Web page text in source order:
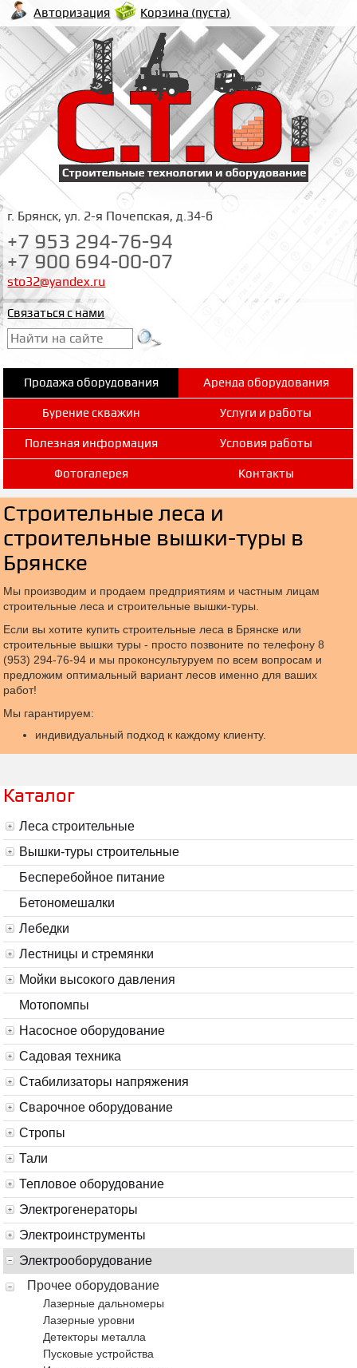
Авторизация Корзина (пуста)
г. Брянск, ул. 2-я Почепская, д.34-б
+7 953 294-76-94
+7 900 694-00-07
sto32@yandex.ru
Связаться с нами
Продажа оборудования Аренда оборудования
Бурение скважин Услуги и работы
Полезная информация Условия работы
Фотогалерея Контакты
Строительные леса и
строительные вышки-туры в
Брянске
Мы производим и продаем предприятиям и частным лицам
строительные леса и строительные вышки-туры.
Если вы хотите купить строительные леса в Брянске или
строительные вышки туры - просто позвоните по телефону 8
(953) 294-76-94 и мы проконсультуруем по всем вопросам и
предложим оптимальный вариант лесов именно для ваших
работ!
Мы гарантируем:
индивидуальный подход к каждому клиенту.
Каталог
Леса строительные
Вышки-туры строительные
Бесперебойное питание
Бетономешалки
Лебедки
Лестницы и стремянки
Мойки высокого давления
Мотопомпы
Насосное оборудование
Садовая техника
Стабилизаторы напряжения
Сварочное оборудование
Стропы
Тали
Тепловое оборудование
Электрогенераторы
Электроинструменты
Электрооборудование
Прочее оборудование
Лазерные дальномеры
Лазерные уровни
Детекторы металла
Пусковые устройства